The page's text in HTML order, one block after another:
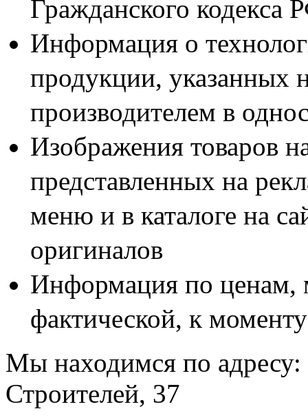
Гражданского кодекса
Информация о
продукции, указанных
производителем в
Изображения товаров
представленных на
меню и в каталоге на
оригиналов
Информация по ценам,
фактической, к
Мы находимся по адресу:
Строителей, 37